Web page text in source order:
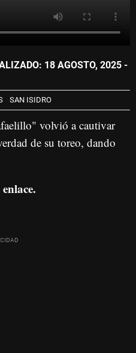
18 AGOSTO, 2025 -
SAN ISIDRO
volvió a cautivar
de su toreo, dando